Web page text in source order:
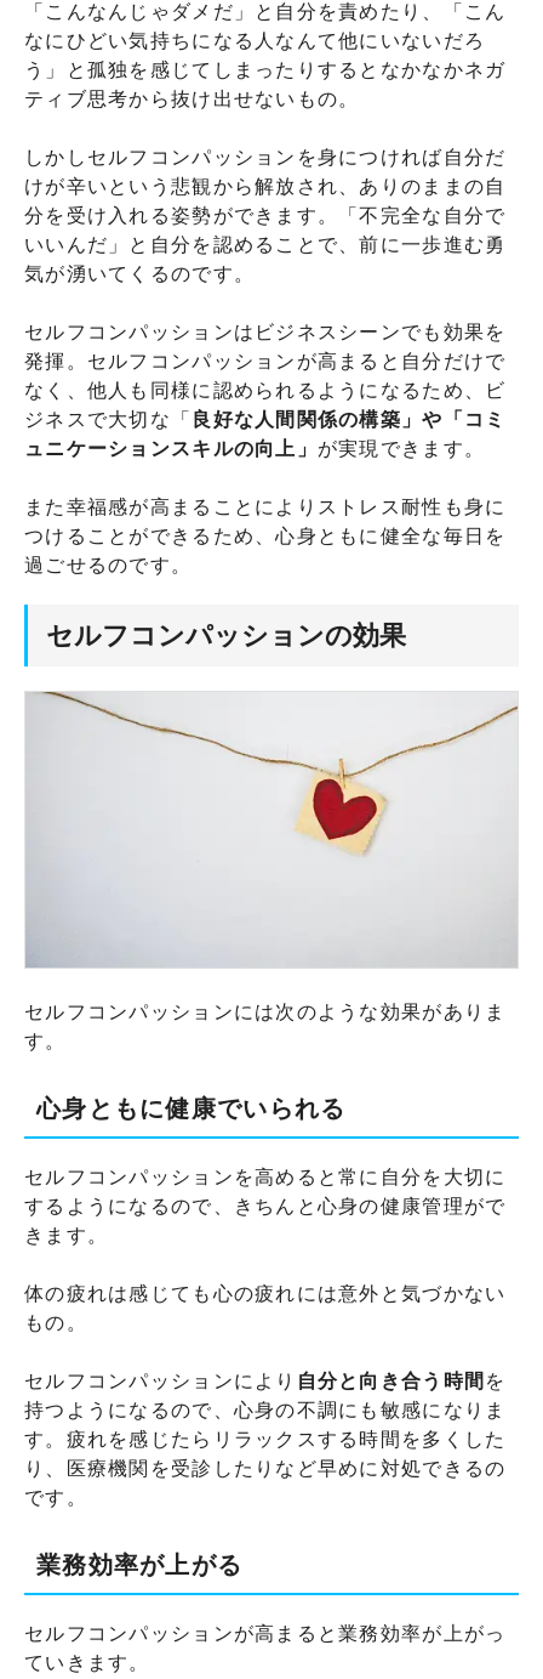
「こんなんじゃダメだ」と自分を責めたり、「こん
なにひどい気持ちになる人なんて他にいないだろ
う」と孤独を感じてしまったりするとなかなかネガ
ティブ思考から抜け出せないもの。
しかしセルフコンパッションを身につければ自分だ
けが辛いという悲観から解放され、ありのままの自
分を受け入れる姿勢ができます。「不完全な自分で
いいんだ」と自分を認めることで、前に一歩進む勇
気が湧いてくるのです。
セルフコンパッションはビジネスシーンでも効果を
発揮。セルフコンパッションが高まると自分だけで
なく、他人も同様に認められるようになるため、ビ
ジネスで大切な「
良好な人間関係の構築」や「コミ
ュニケーションスキルの向上」 が実現できます。
また幸福感が高まることによりストレス耐性も身に
つけることができるため、心身ともに健全な毎日を
過ごせるのです。
セルフコンパッションの効果
セルフコンパッションには次のような効果がありま
す。
心身ともに健康でいられる
セルフコンパッションを高めると常に自分を大切に
するようになるので、きちんと心身の健康管理がで
きます。
体の疲れは感じても心の疲れには意外と気づかない
もの。
セルフコンパッションにより 自分と向き合う時間 を
持つようになるので、心身の不調にも敏感になりま
す。疲れを感じたらリラックスする時間を多くした
り、医療機関を受診したりなど早めに対処できるの
です。
業務効率が上がる
セルフコンパッションが高まると業務効率が上がっ
ていきます。